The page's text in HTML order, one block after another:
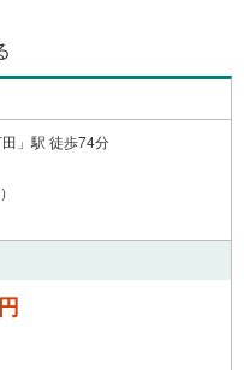
」駅 徒歩74分